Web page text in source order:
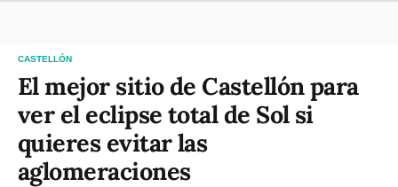
CASTELLÓN
El mejor sitio de Castellón para
ver el eclipse total de Sol si
quieres evitar las
aglomeraciones